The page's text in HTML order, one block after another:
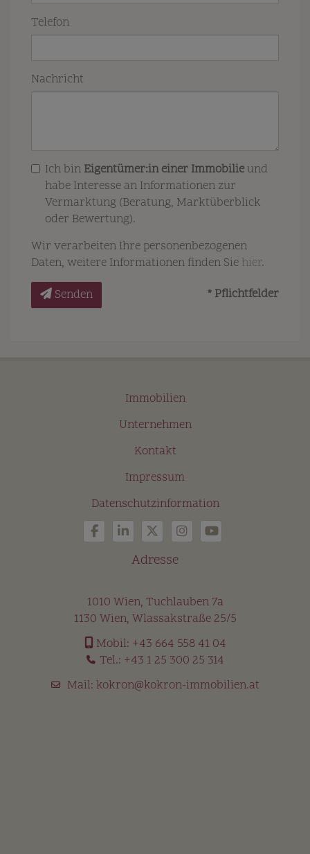
Telefon
Nachricht
Ich bin Eigentümer:in einer Immobilieund
habe Interesse an Informationen zur
Vermarktung (Beratung, Marktüberblick
oder Bewertung).
Wir verarbeiten Ihre personenbezogenen
Daten, weitere Informationen finden Sie hier.
Senden
* Pflichtfelder
Immobilien
Unternehmen
Kontakt
Impressum
Datenschutzinformation
Adresse
1010 Wien, Tuchlauben 7a
1130 Wien, Wlassakstraße 25/5
Mobil: +43 664 558 41 04
Tel.: +43 1 25 300 25 314
Mail: kokron@kokron-immobilien.at